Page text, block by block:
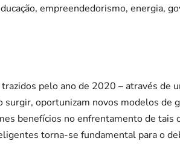
empreendedorismo, energia,
pelo ano de 2020 – através de
surgir, oportunizam novos modelos de
benefícios no enfrentamento de tais
torna-se fundamental para o